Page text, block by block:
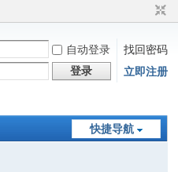
自动登录
找回密码
登录 立即注册
快捷导航